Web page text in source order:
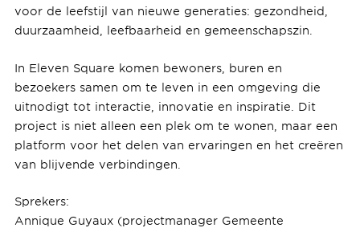
voor de leefstijl van nieuwe generaties: gezondheid,
duurzaamheid, leefbaarheid en gemeenschapszin.
In Eleven Square komen bewoners, buren en
bezoekers samen om te leven in een omgeving die
uitnodigt tot interactie, innovatie en inspiratie. Dit
project is niet alleen een plek om te wonen, maar een
platform voor het delen van ervaringen en het creëren
van blijvende verbindingen.
Sprekers:
Annique Guyaux (projectmanager Gemeente